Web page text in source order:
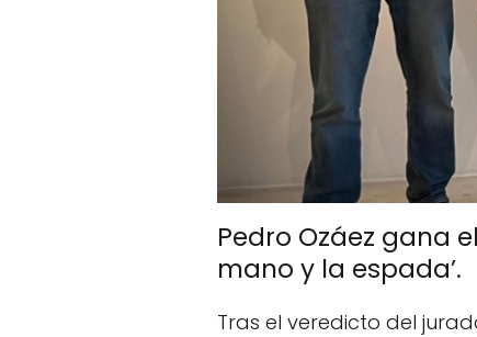
Pedro Ozáez gana
mano y la espada’.
Tras el veredicto del